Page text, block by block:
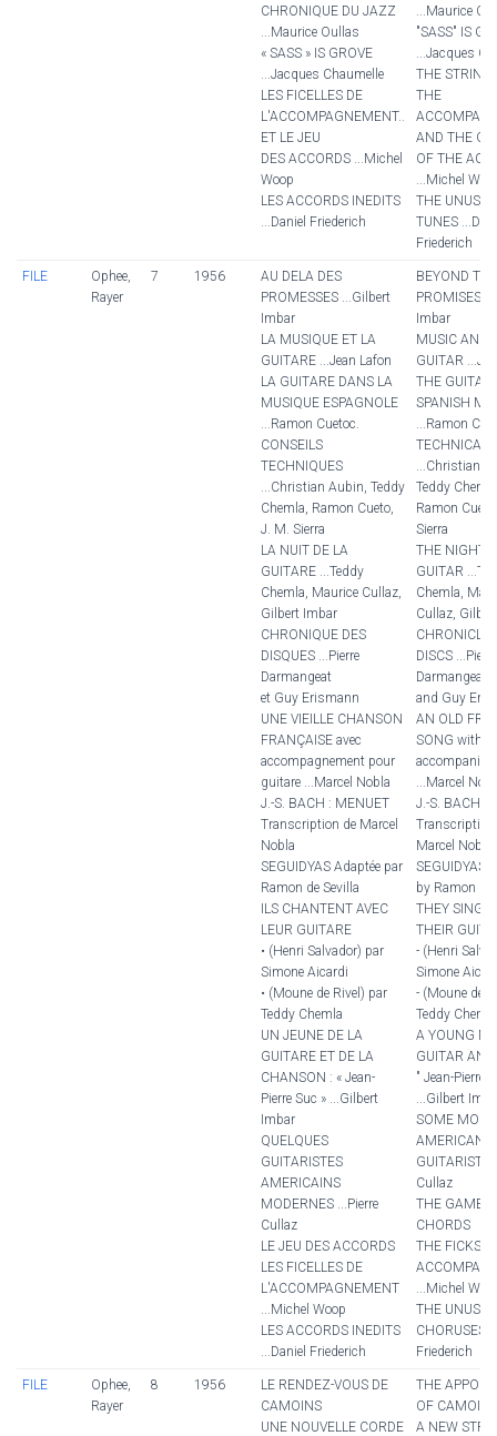
CHRONIQUE DU JAZZ
...Maurice Oullas
« SASS » IS GROVE
...Jacques Chaumelle
LES FICELLES DE
L'ACCOMPAGNEMENT..
ET LE JEU
DES ACCORDS ...Michel
Woop
LES ACCORDS INEDITS
...Daniel Friederich
...Maurice
"SASS" IS
...Jacques
THE
THE
AND THE
OF THE
...Michel
THE
TUNES
Friederich
FILE
Ophee,
Rayer
7 1956
AU DELA DES
PROMESSES ...Gilbert
Imbar
LA MUSIQUE ET LA
GUITARE ...Jean Lafon
LA GUITARE DANS LA
MUSIQUE ESPAGNOLE
...Ramon Cuetoc.
CONSEILS
TECHNIQUES
...Christian Aubin, Teddy
Chemla, Ramon Cueto,
J. M. Sierra
LA NUIT DE LA
GUITARE ...Teddy
Chemla, Maurice Cullaz,
Gilbert Imbar
CHRONIQUE DES
DISQUES ...Pierre
Darmangeat
et Guy Erismann
UNE VIEILLE CHANSON
FRANÇAISE avec
accompagnement pour
guitare ...Marcel Nobla
J.-S. BACH : MENUET
Transcription de Marcel
Nobla
SEGUIDYAS Adaptée par
Ramon de Sevilla
ILS CHANTENT AVEC
LEUR GUITARE
• (Henri Salvador) par
Simone Aicardi
• (Moune de Rivel) par
Teddy Chemla
UN JEUNE DE LA
GUITARE ET DE LA
CHANSON : « Jean-
Pierre Suc » ...Gilbert
Imbar
QUELQUES
GUITARISTES
AMERICAINS
MODERNES ...Pierre
Cullaz
LE JEU DES ACCORDS
LES FICELLES DE
L'ACCOMPAGNEMENT
...Michel Woop
LES ACCORDS INEDITS
...Daniel Friederich
BEYOND THE
PROMISES
Imbar
MUSIC AND
GUITAR
THE GUITAR
SPANISH
...Ramon
TECHNICAL
...Christian
Teddy
Ramon
Sierra
THE NIGHT
GUITAR
Chemla,
Cullaz,
CHRONICLE
DISCS ...Pierre
Darmangeat
and Guy
AN OLD
SONG with
...Marcel
J.-S. BACH :
Transcription
Marcel Nobla
SEGUIDYAS
by Ramon de
THEY SING
THEIR
- (Henri
Simone
- (Moune de
Teddy Chemla
A YOUNG
GUITAR
" Jean-Pierre
...Gilbert
SOME
AMERICAN
GUITARISTS
Cullaz
THE GAME
CHORDS
THE FICKS
...Michel
THE
CHORUSES
Friederich
FILE
Ophee,
Rayer
8 1956
LE RENDEZ-VOUS DE
CAMOINS
UNE NOUVELLE CORDE
THE
OF CAMOINS
A NEW